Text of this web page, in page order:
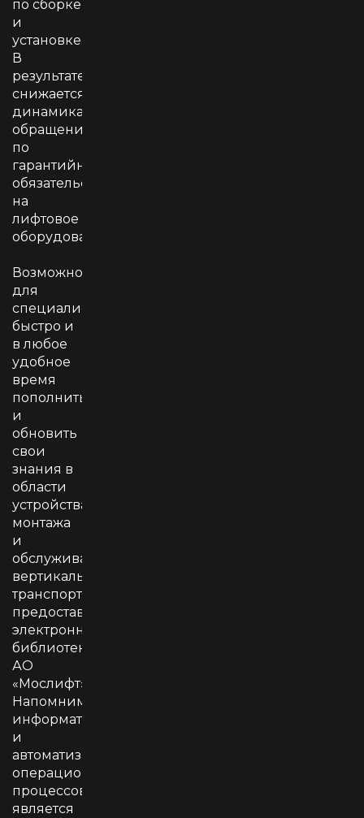
по сборке
и
установке.
В
результате
снижается
динамика
обращений
по
гарантийным
обязательствам
на
лифтовое
оборудование.
Возможности
для
специалиста
быстро и
в любое
удобное
время
пополнить
и
обновить
свои
знания в
области
устройства,
монтажа
и
обслуживания
вертикального
транспорта
предоставляет
электронная
библиотека
АО
«Мослифт».
Напомним,
информатизация
и
автоматизация
операционных
процессов
является